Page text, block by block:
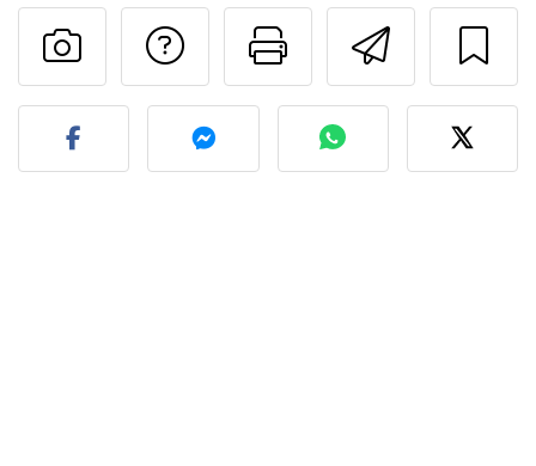
Imprimir
Preguntar al autor
Publicar la foto de esta